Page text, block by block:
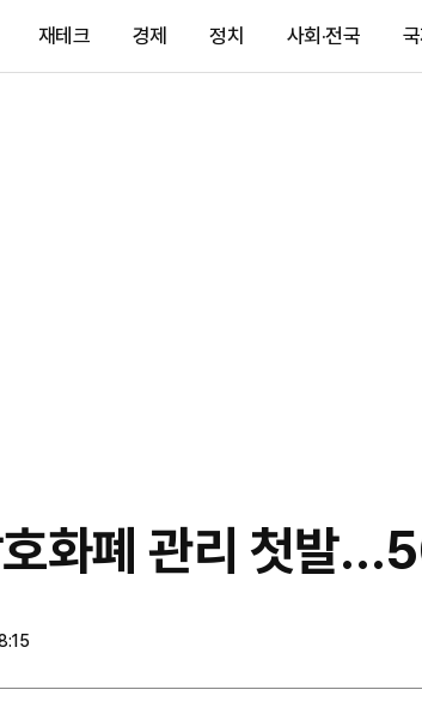
재테크 경제 정치 사회·전국 국
화폐 관리 첫발